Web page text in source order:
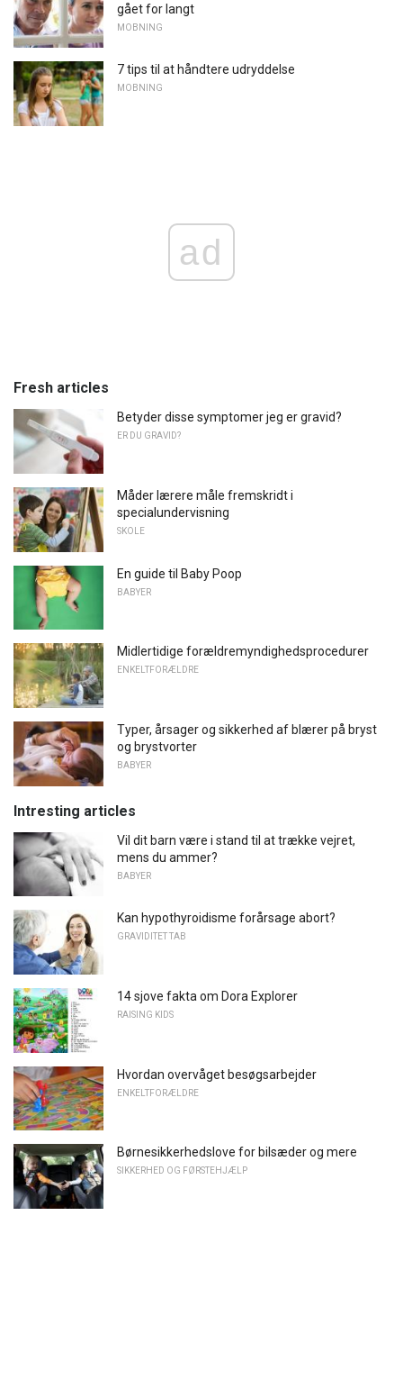
gået for langt
MOBNING
7 tips til at håndtere udryddelse
MOBNING
ad
Fresh articles
Betyder disse symptomer jeg er gravid?
ER DU GRAVID?
Måder lærere måle fremskridt i
specialundervisning
SKOLE
En guide til Baby Poop
BABYER
Midlertidige forældremyndighedsprocedurer
ENKELTFORÆLDRE
Typer, årsager og sikkerhed af blærer på bryst
og brystvorter
BABYER
Intresting articles
Vil dit barn være i stand til at trække vejret,
mens du ammer?
BABYER
Kan hypothyroidisme forårsage abort?
GRAVIDITET TAB
14 sjove fakta om Dora Explorer
RAISING KIDS
Hvordan overvåget besøgsarbejder
ENKELTFORÆLDRE
Børnesikkerhedslove for bilsæder og mere
SIKKERHED OG FØRSTEHJÆLP